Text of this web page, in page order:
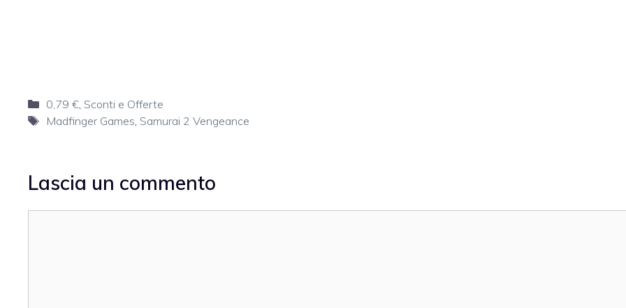
Categorie
0,79 €, Sconti e Offerte
Tag
Madfinger Games Samurai 2 Vengeance
Lascia un commento